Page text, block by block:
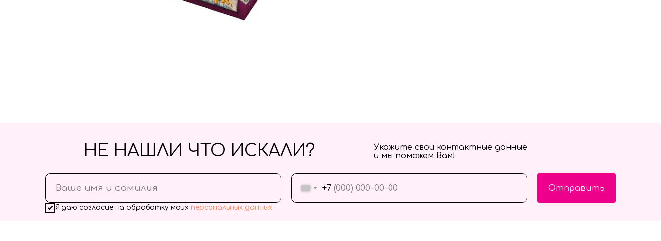
+7
Я даю согласие на обработку моих персональных данных
Отправить
НЕ НАШЛИ ЧТО ИСКАЛИ?
Укажите свои контактные данные
и мы поможем Вам!